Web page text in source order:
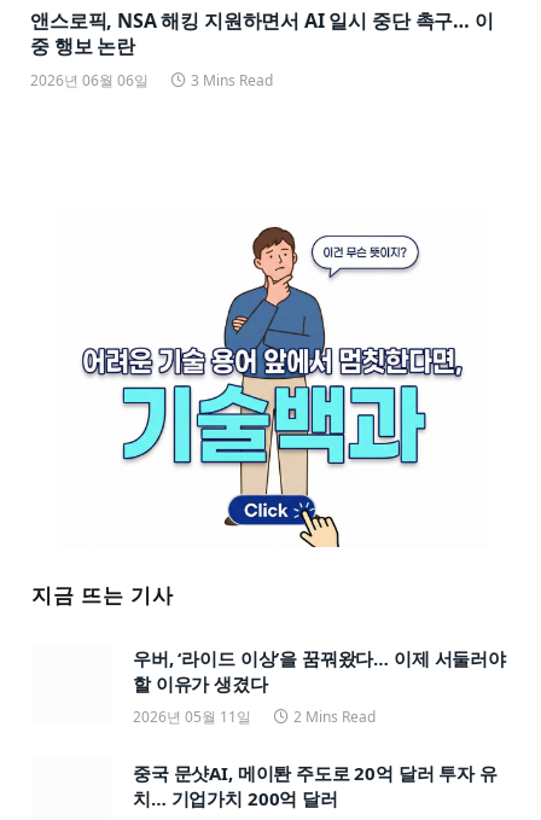
앤스로픽, NSA 해킹 지원하면서 AI 일시 중단 촉구… 이
중 행보 논란
2026년 06월 06일 3 Mins Read
지금 뜨는 기사
우버, ‘라이드 이상’을 꿈꿔왔다… 이제 서둘러야
할 이유가 생겼다
2026년 05월 11일 2 Mins Read
중국 문샷AI, 메이퇀 주도로 20억 달러 투자 유
치… 기업가치 200억 달러